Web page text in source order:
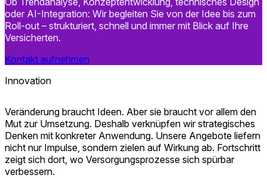
oder AI-Integration: Wir begleiten Sie von der Idee bis zum
Roll-out – strukturiert, schnell und immer mit Blick auf Ihre
Versicherten.
Kontakt aufnehmen
Innovation
Veränderung braucht Ideen. Aber sie braucht vor allem den
Mut zur Umsetzung. Deshalb verknüpfen wir strategisches
Denken mit konkreter Anwendung. Unsere Angebote liefern
nicht nur Impulse, sondern zielen auf Wirkung ab. Fortschritt
zeigt sich dort, wo Versorgungsprozesse sich spürbar
verbessern.